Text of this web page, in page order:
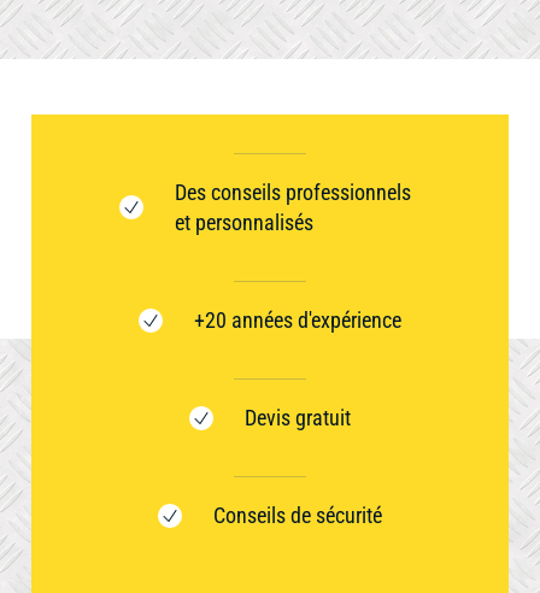
Des conseils professionnels
et personnalisés
+20 années d'expérience
Devis gratuit
Conseils de sécurité